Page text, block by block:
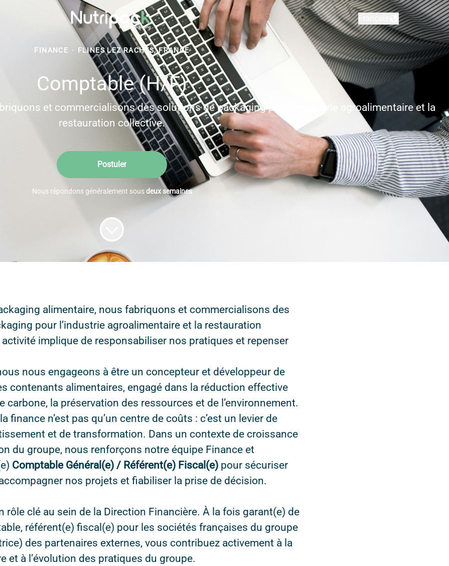
FINANCE · FLINES LEZ RACHES, FRANCE
Comptable (H/F)
et commercialisons des solutions de packaging pour l’industrie agroalimentaire et la
restauration collective.
Postuler
Nous répondons généralement sousdeux semaines
alimentaire, nous fabriquons et commercialisons des
pour l’industrie agroalimentaire et la restauration
implique de responsabiliser nos pratiques et repenser
nous engageons à être un concepteur et développeur de
contenants alimentaires, engagé dans la réduction effective
carbone, la préservation des ressources et de l’environnement.
finance n’est pas qu’un centre de coûts : c’est un levier de
et de transformation. Dans un contexte de croissance
du groupe, nous renforçons notre équipe Finance et
Comptable Général(e) / Référent(e) Fiscal(e) pour sécuriser
nos projets et fiabiliser la prise de décision.
rôle clé au sein de la Direction Financière. À la fois garant(e) de
référent(e) fiscal(e) pour les sociétés françaises du groupe
des partenaires externes, vous contribuez activement à la
et à l’évolution des pratiques du groupe.
Changer la langue